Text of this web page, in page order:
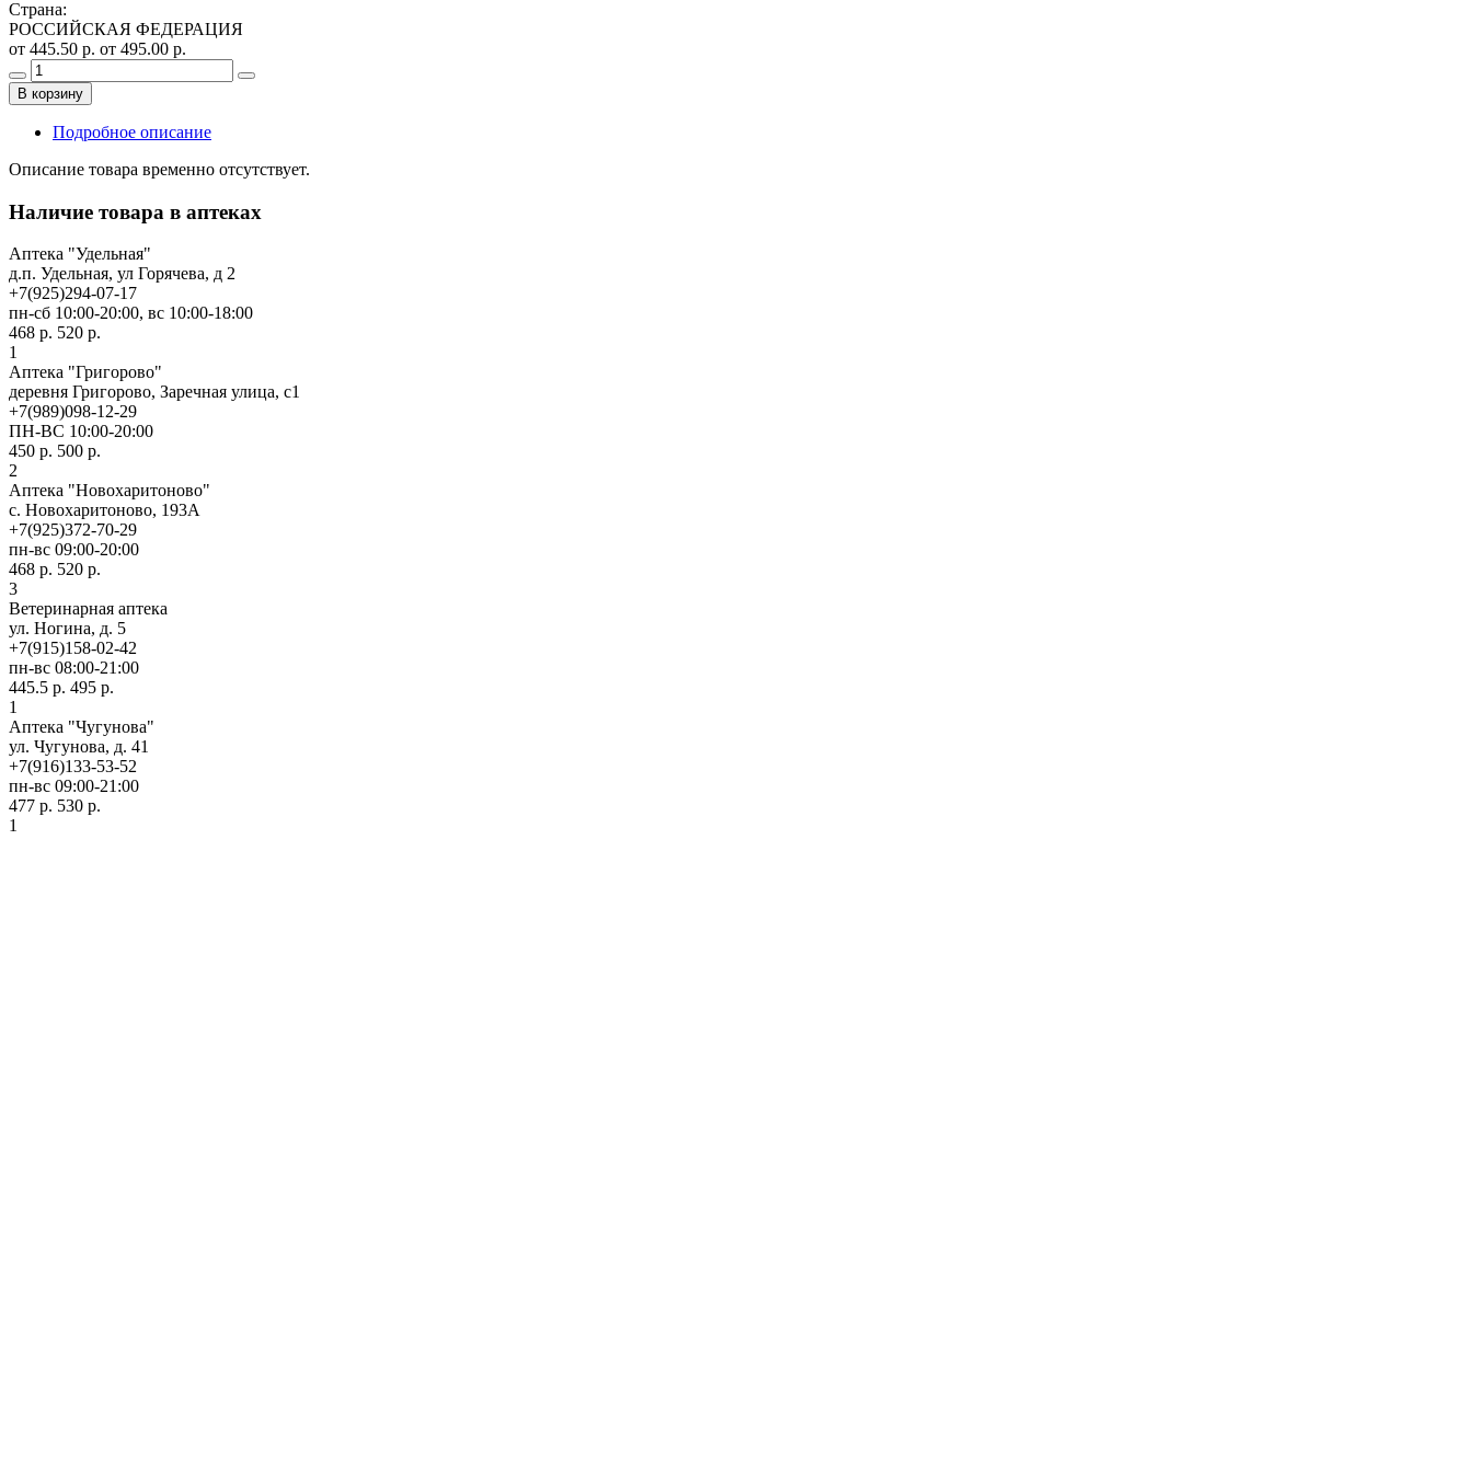
Страна:
РОССИЙСКАЯ ФЕДЕРАЦИЯ
от 445.50 р. от 495.00 р.
В корзину
Подробное описание
Описание товара временно отсутствует.
Наличие товара в аптеках
Аптека "Удельная"
д.п. Удельная, ул Горячева, д 2
+7(925)294-07-17
пн-сб 10:00-20:00, вс 10:00-18:00
468 р. 520 р.
1
Аптека "Григорово"
деревня Григорово, Заречная улица, с1
+7(989)098-12-29
ПН-ВС 10:00-20:00
450 р. 500 р.
2
Аптека "Новохаритоново"
с. Новохаритоново, 193А
+7(925)372-70-29
пн-вс 09:00-20:00
468 р. 520 р.
3
Ветеринарная аптека
ул. Ногина, д. 5
+7(915)158-02-42
пн-вс 08:00-21:00
445.5 р. 495 р.
1
Аптека "Чугунова"
ул. Чугунова, д. 41
+7(916)133-53-52
пн-вс 09:00-21:00
477 р. 530 р.
1